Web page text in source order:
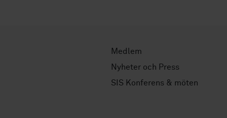
Medlem
Nyheter och Press
SIS Konferens & möten